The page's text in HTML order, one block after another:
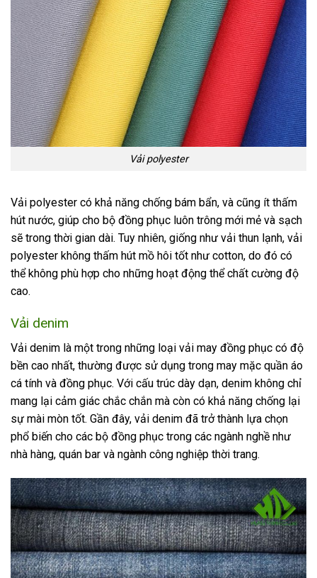
Vải polyester
Vải polyester có khả năng chống bám bẩn, và cũng ít thấm
hút nước, giúp cho bộ đồng phục luôn trông mới mẻ và sạch
sẽ trong thời gian dài. Tuy nhiên, giống như vải thun lạnh, vải
polyester không thấm hút mồ hôi tốt như cotton, do đó có
thể không phù hợp cho những hoạt động thể chất cường độ
cao.
Vải denim
Vải denim là một trong những loại vải may đồng phục có độ
bền cao nhất, thường được sử dụng trong may mặc quần áo
cá tính và đồng phục. Với cấu trúc dày dạn, denim không chỉ
mang lại cảm giác chắc chắn mà còn có khả năng chống lại
sự mài mòn tốt. Gần đây, vải denim đã trở thành lựa chọn
phổ biến cho các bộ đồng phục trong các ngành nghề như
nhà hàng, quán bar và ngành công nghiệp thời trang.